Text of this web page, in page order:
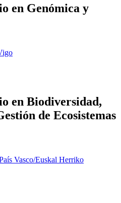
en Genómica y
en Biodiversidad,
de Ecosistemas
Vasco/Euskal Herriko